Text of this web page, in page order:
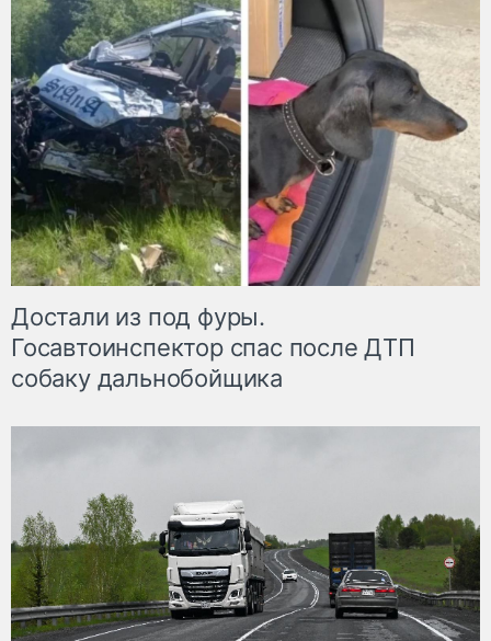
Достали из под фуры.
Госавтоинспектор спас после ДТП
собаку дальнобойщика